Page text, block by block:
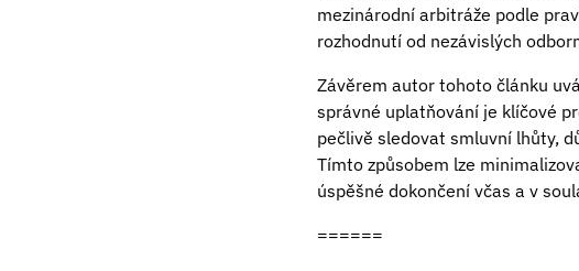
mezinárodní arbitráže podle
rozhodnutí od nezávislých
Závěrem autor tohoto článku
správné uplatňování je klíčové
pečlivě sledovat smluvní lhůty,
Tímto způsobem lze
úspěšné dokončení včas a v
======